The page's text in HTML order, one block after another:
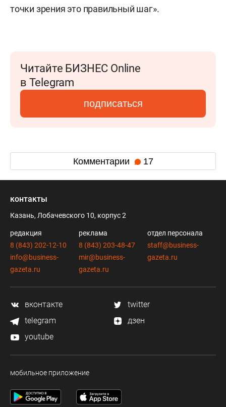
точки зрения это правильный шаг».
Читайте БИЗНЕС Online
в Telegram
подписаться
Комментарии 17
контакты
Казань, Лобачевского 10, корпус 2
редакция
8 (843) 202-12-10
info@business-
gazeta.ru
реклама
8 (843) 203-48-47
mir@business-
gazeta.ru
отдел персонала
staff@business-
gazeta.ru
вконтакте
twitter
telegram
дзен
youtube
мобильное приложение